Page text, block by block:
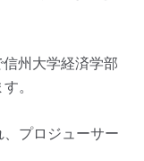
州大学経済学部
。
、プロジューサー